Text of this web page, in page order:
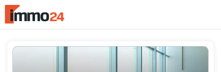
Accessibility
Modus
Navigation